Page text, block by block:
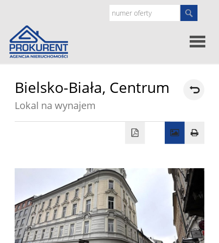
główna
prawne
O
nas
Zgłoś
Zgłoś
Bielsko-Biała, Centrum
Lokal na wynajem